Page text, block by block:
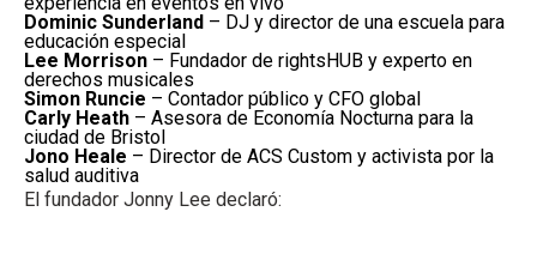
Dominic Sunderland – DJ y director de una escuela para
educación especial
Lee Morrison – Fundador de rightsHUB y experto en
derechos musicales
Simon Runcie – Contador público y CFO global
Carly Heath – Asesora de Economía Nocturna para la
ciudad de Bristol
Jono Heale – Director de ACS Custom y activista por la
salud auditiva
El fundador Jonny Lee declaró: